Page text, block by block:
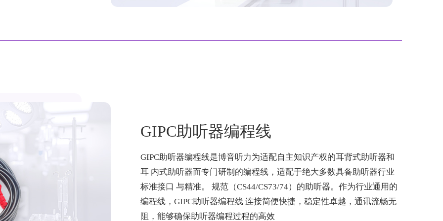
GIPC助听器编程线
GIPC助听器编程线是博音听力为适配自主知识产权的耳背式助听器和
耳 内式助听器而专门研制的编程线，适配于绝大多数具备助听器行业
标准接口 与精准。 规范（CS44/CS73/74）的助听器。作为行业通用的
编程线，GIPC助听器编程线 连接简便快捷，稳定性卓越，通讯流畅无
阻，能够确保助听器编程过程的高效